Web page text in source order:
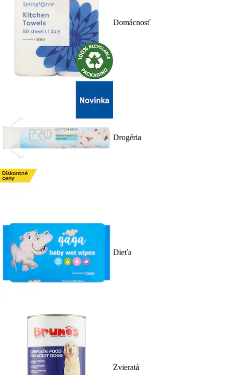
Domácnosť
Drogéria
Dieťa
Zvieratá